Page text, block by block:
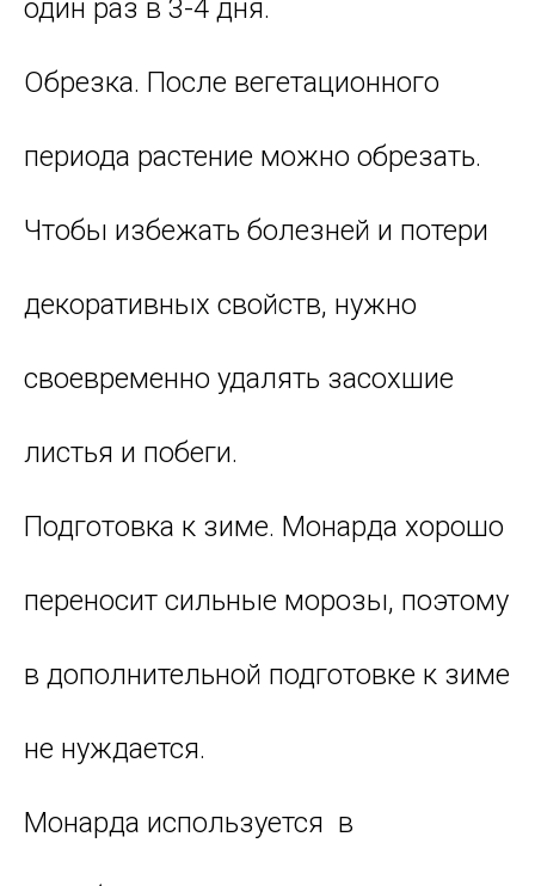
один раз в 3-4 дня.
Обрезка. После вегетационного
периода растение можно обрезать.
Чтобы избежать болезней и потери
декоративных свойств, нужно
своевременно удалять засохшие
листья и побеги.
Подготовка к зиме. Монарда хорошо
переносит сильные морозы, поэтому
в дополнительной подготовке к зиме
не нуждается.
Монарда используется в